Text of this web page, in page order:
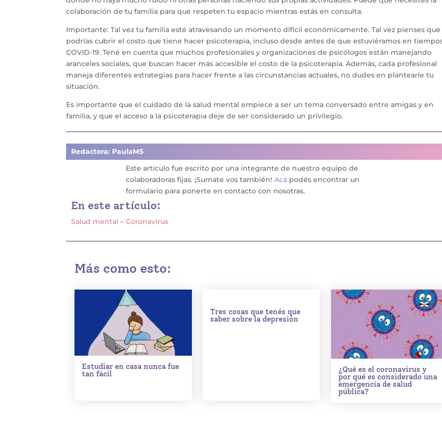
colaboración de tu familia para que respeten tu espacio mientras estás en consulta.
Importante: Tal vez tu familia esté atravesando un momento difícil económicamente. Tal vez pienses
podrías cubrir el costo que tiene hacer psicoterapia, incluso desde antes de que estuviéramos en
COVID-19. Tené en cuenta que muchos profesionales y organizaciones de psicólogos están manejando
aranceles sociales, que buscan hacer más accesible el costo de la psicoterapia. Además, cada profesional
maneja diferentes estrategias para hacer frente a las circunstancias actuales, no dudes en plantearle tu
situación.
Es importante que el cuidado de la salud mental empiece a ser un tema conversado entre amigas y en
familia, y que el acceso a la psicoterapia deje de ser considerado un privilegio.
Redactora: PaulaMS
Este artículo fue escrito por una integrante de nuestro equipo de
colaboradoras fijas. ¡Sumate vos también!Acá podés encontrar un
formulario para ponerte en contacto con nosotras.
En este artículo:
Salud mental –Coronavirus
Más como esto:
Estudiar en casa nunca fue
tan fácil
Tres cosas que tenés que
saber sobre la depresión
¿Qué es el coronavirus y
por qué es considerado una
emergencia de salud
pública?